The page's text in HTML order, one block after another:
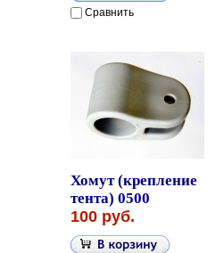
Сравнить
Хомут (крепление
тента) 0500
100 руб.